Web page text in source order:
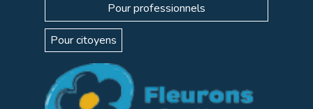
Pour professionnels
Pour citoyens